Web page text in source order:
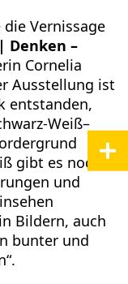
Vernissage
Denken –
Cornelia
Ausstellung ist
entstanden,
Weiß–
gibt es noch
und
Bildern, auch
bunter und